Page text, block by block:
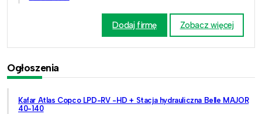
Dodaj firmę Zobacz więcej
Ogłoszenia
Kafar Atlas Copco LPD-RV -HD + Stacja hydrauliczna Belle MAJOR
40-140